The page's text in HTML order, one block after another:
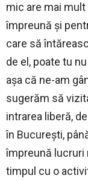
mic are mai
împreună şi
care să
de el, poate tu
aşa că ne-am
sugerăm să
intrarea liberă,
în Bucureşti,
împreună lucruri
timpul cu o